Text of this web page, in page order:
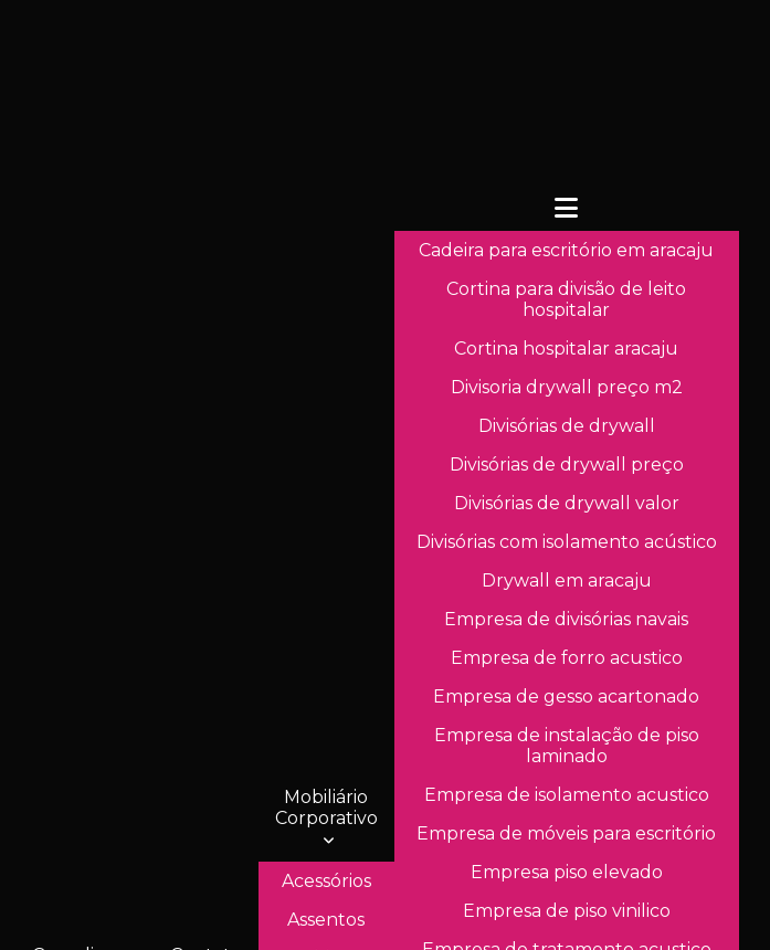
Mobiliário
Corporativo
Acessórios
Assentos
Cadeira para escritório em aracaju
Cortina para divisão de leito
hospitalar
Cortina hospitalar aracaju
Divisoria drywall preço m2
Divisórias de drywall
Divisórias de drywall preço
Divisórias de drywall valor
Divisórias com isolamento acústico
Drywall em aracaju
Empresa de divisórias navais
Empresa de forro acustico
Empresa de gesso acartonado
Empresa de instalação de piso
laminado
Empresa de isolamento acustico
Empresa de móveis para escritório
Empresa piso elevado
Empresa de piso vinilico